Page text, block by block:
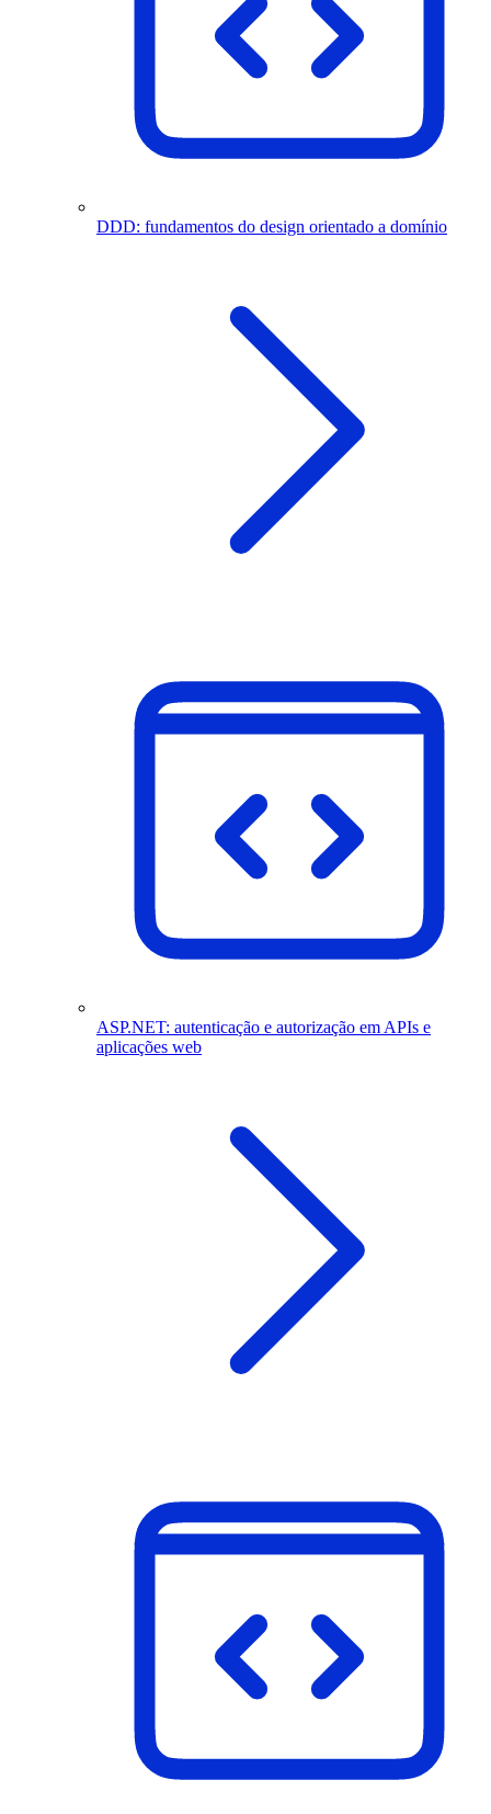
DDD: fundamentos do design orientado a domínio
ASP.NET: autenticação e autorização em APIs e
aplicações web